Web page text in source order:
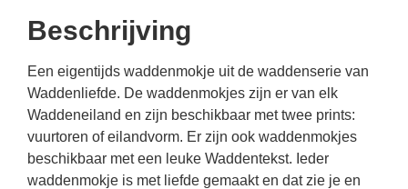
Beschrijving
Een eigentijds waddenmokje uit de waddenserie van
Waddenliefde. De waddenmokjes zijn er van elk
Waddeneiland en zijn beschikbaar met twee prints:
vuurtoren of eilandvorm. Er zijn ook waddenmokjes
beschikbaar met een leuke Waddentekst. Ieder
waddenmokje is met liefde gemaakt en dat zie je en